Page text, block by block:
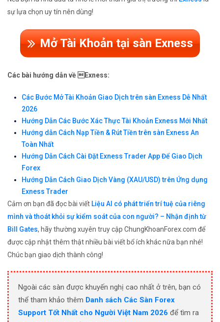
sự lựa chọn uy tín nên dùng!
Mở Tài Khoản tại sàn Exness
Các bài hướng dẫn về Exness:
Các Bước Mở Tài Khoản Giao Dịch trên sàn Exness Dễ Nhất
2026
Hướng Dẫn Các Bước Xác Thực Tài Khoản Exness Mới Nhất
Hướng dẫn Cách Nạp Tiền & Rút Tiền trên sàn Exness An
Toàn Nhất
Hướng Dẫn Cách Cài Đặt Exness Trader App Để Giao Dịch
Forex
Hướng Dẫn Cách Giao Dịch Vàng (XAU/USD) trên Ứng dụng
Exness Trader
Cảm ơn bạn đã đọc bài viết Liệu AI có phát triển trí tuệ của riêng
mình và thoát khỏi sự kiểm soát của con người? – Nhận định từ
Bill Gates, hãy thường xuyên truy cập ChungKhoanForex.com để
được cập nhật thêm thật nhiều bài viết bổ ích khác nữa bạn nhé!
Chúc bạn giao dịch thành công!
Ngoài các sàn được khuyến nghị cao nhất ở trên, bạn có
thể tham khảo thêm Danh sách Các Sàn Forex
Support Tốt Nhất cho Người Việt Nam 2026 để tìm ra